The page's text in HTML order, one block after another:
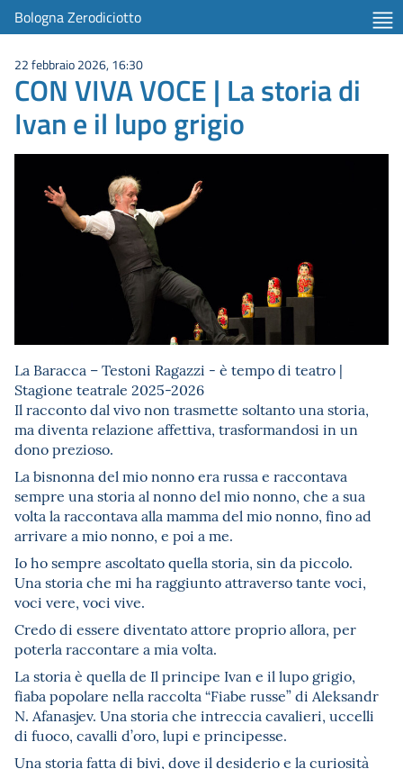
Bologna Zerodiciotto
22 febbraio 2026, 16:30
CON VIVA VOCE | La storia di
Ivan e il lupo grigio
La Baracca – Testoni Ragazzi - è tempo di teatro |
Stagione teatrale 2025-2026
Il racconto dal vivo non trasmette soltanto una storia,
ma diventa relazione affettiva, trasformandosi in un
dono prezioso.
La bisnonna del mio nonno era russa e raccontava
sempre una storia al nonno del mio nonno, che a sua
volta la raccontava alla mamma del mio nonno, fino ad
arrivare a mio nonno, e poi a me.
Io ho sempre ascoltato quella storia, sin da piccolo.
Una storia che mi ha raggiunto attraverso tante voci,
voci vere, voci vive.
Credo di essere diventato attore proprio allora, per
poterla raccontare a mia volta.
La storia è quella de Il principe Ivan e il lupo grigio,
fiaba popolare nella raccolta “Fiabe russe” di Aleksandr
N. Afanasjev. Una storia che intreccia cavalieri, uccelli
di fuoco, cavalli d’oro, lupi e principesse.
Una storia fatta di bivi, dove il desiderio e la curiosità